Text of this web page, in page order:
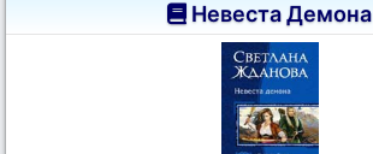
Невеста Демона